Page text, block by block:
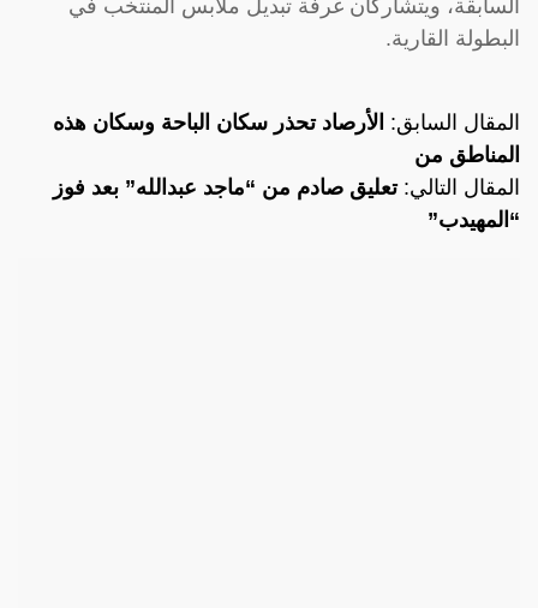
السابقة، ويتشاركان غرفة تبديل ملابس المنتخب في
البطولة القارية.
المقال السابق: الأرصاد تحذر سكان الباحة وسكان هذه
المناطق من
المقال التالي:تعليق صادم من “ماجد عبدالله” بعد فوز
“المهيدب”